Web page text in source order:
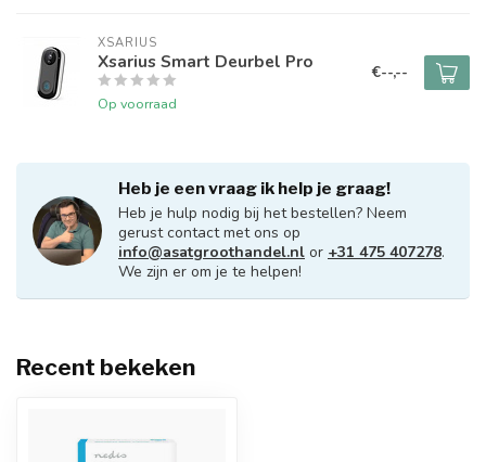
XSARIUS
Xsarius Smart Deurbel Pro
Op voorraad
€--,--
Heb je een vraag ik help je graag!
Heb je hulp nodig bij het bestellen? Neem
gerust contact met ons op
info@asatgroothandel.nl or +31 475 407278.
We zijn er om je te helpen!
Recent bekeken